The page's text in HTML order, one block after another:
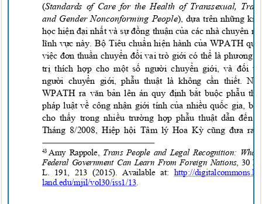
(Standards of Care for the Health of Transsexual,
and Gender Nonconforming People), dựa trên những
học hiện đại nhất và sự đồng thuận của các nhà chuyên
lĩnh vực này. Bộ Tiêu chuẩn hiện hành của WPATH
việc đơn thuần chuyển đổi vai trò giới có thể là phương
trị thích hợp cho một số người chuyển giới, và đối
người chuyển giới, phẫu thuật là không cần thiết.
WPATH ra văn bản lên án quy định bắt buộc phẫu
pháp luật về công nhận giới tính của nhiều quốc gia,
cho thấy trong nhiều trường hợp phẫu thuật dẫn
Tháng 8/2008, Hiệp hội Tâm ly Hoa Kỳ cũng đưa
43 Amy Rappole, Trans People and Legal Recognition:
Federal Government Can Learn From Foreign Nations, 30
L. 191, 213 (2015). Available at: http://
land.edu/mjil/vol30/iss1/13